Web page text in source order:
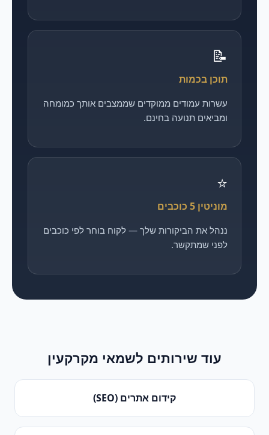
📝
תוכן בכמות
עשרות עמודים ממוקדים שממצבים אותך כמומחה
ומביאים תנועה בחינם.
⭐
מוניטין 5 כוכבים
ננהל את הביקורות שלך — לקוח בוחר לפי כוכבים
לפני שמתקשר.
עוד שירותים לשמאי מקרקעין
קידום אתרים (SEO)